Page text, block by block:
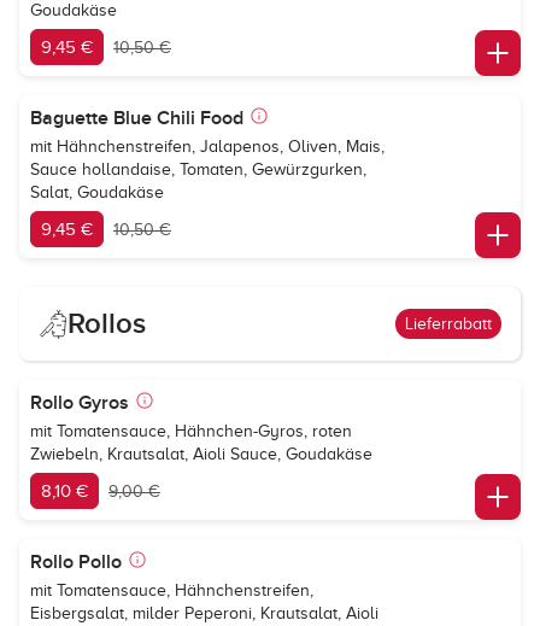
Goudakäse
9,45 € 10,50 €
Baguette Blue Chili Food
mit Hähnchenstreifen, Jalapenos, Oliven, Mais,
Sauce hollandaise, Tomaten, Gewürzgurken,
Salat, Goudakäse
9,45 € 10,50 €
Rollos Lieferrabatt
Rollo Gyros
mit Tomatensauce, Hähnchen-Gyros, roten
Zwiebeln, Krautsalat, Aioli Sauce, Goudakäse
8,10 € 9,00 €
Rollo Pollo
mit Tomatensauce, Hähnchenstreifen,
Eisbergsalat, milder Peperoni, Krautsalat, Aioli